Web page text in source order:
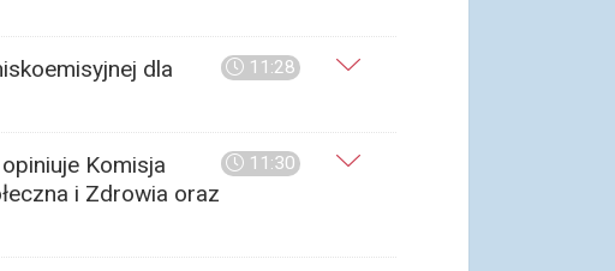
11:28
dla
11:30
Komisja
i Zdrowia oraz